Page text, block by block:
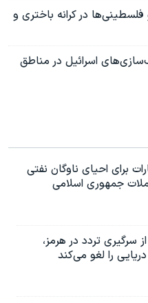
فلسطینی‌ها در کرانه باختری و
اسرائیل در مناطق
برای احیای ناوگان نفتی
جمهوری اسلامی
از سرگیری تردد در هرمز،
را لغو می‌کند